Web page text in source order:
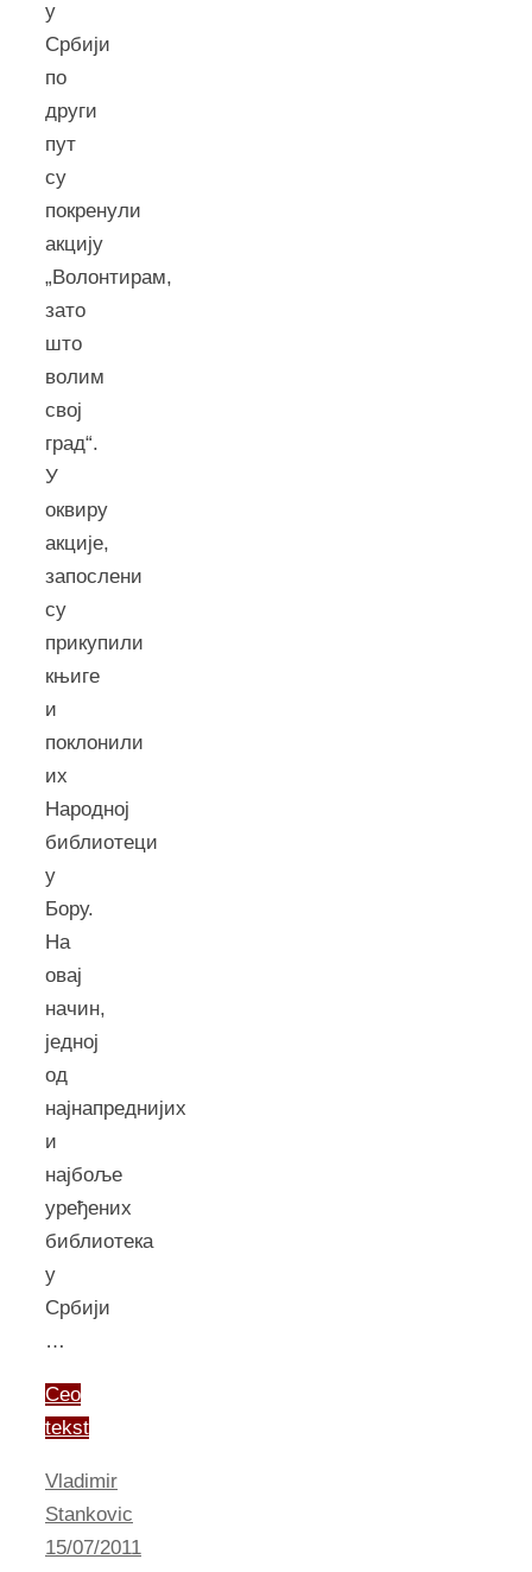
у
Србији
по
други
пут
су
покренули
акцију
„Волонтирам,
зато
што
волим
свој
град“.
У
оквиру
акције,
запослени
су
прикупили
књиге
и
поклонили
их
Народној
библиотеци
у
Бору.
На
овај
начин,
једној
од
најнапреднијих
и
најбоље
уређених
библиотека
у
Србији
…
Ceo
tekst
Vladimir
Stankovic
15/07/2011